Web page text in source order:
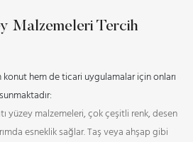
Malzemeleri Tercih
konut hem de ticari uygulamalar için onları
yüzey malzemeleri, çok çeşitli renk, desen
esneklik sağlar. Taş veya ahşap gibi